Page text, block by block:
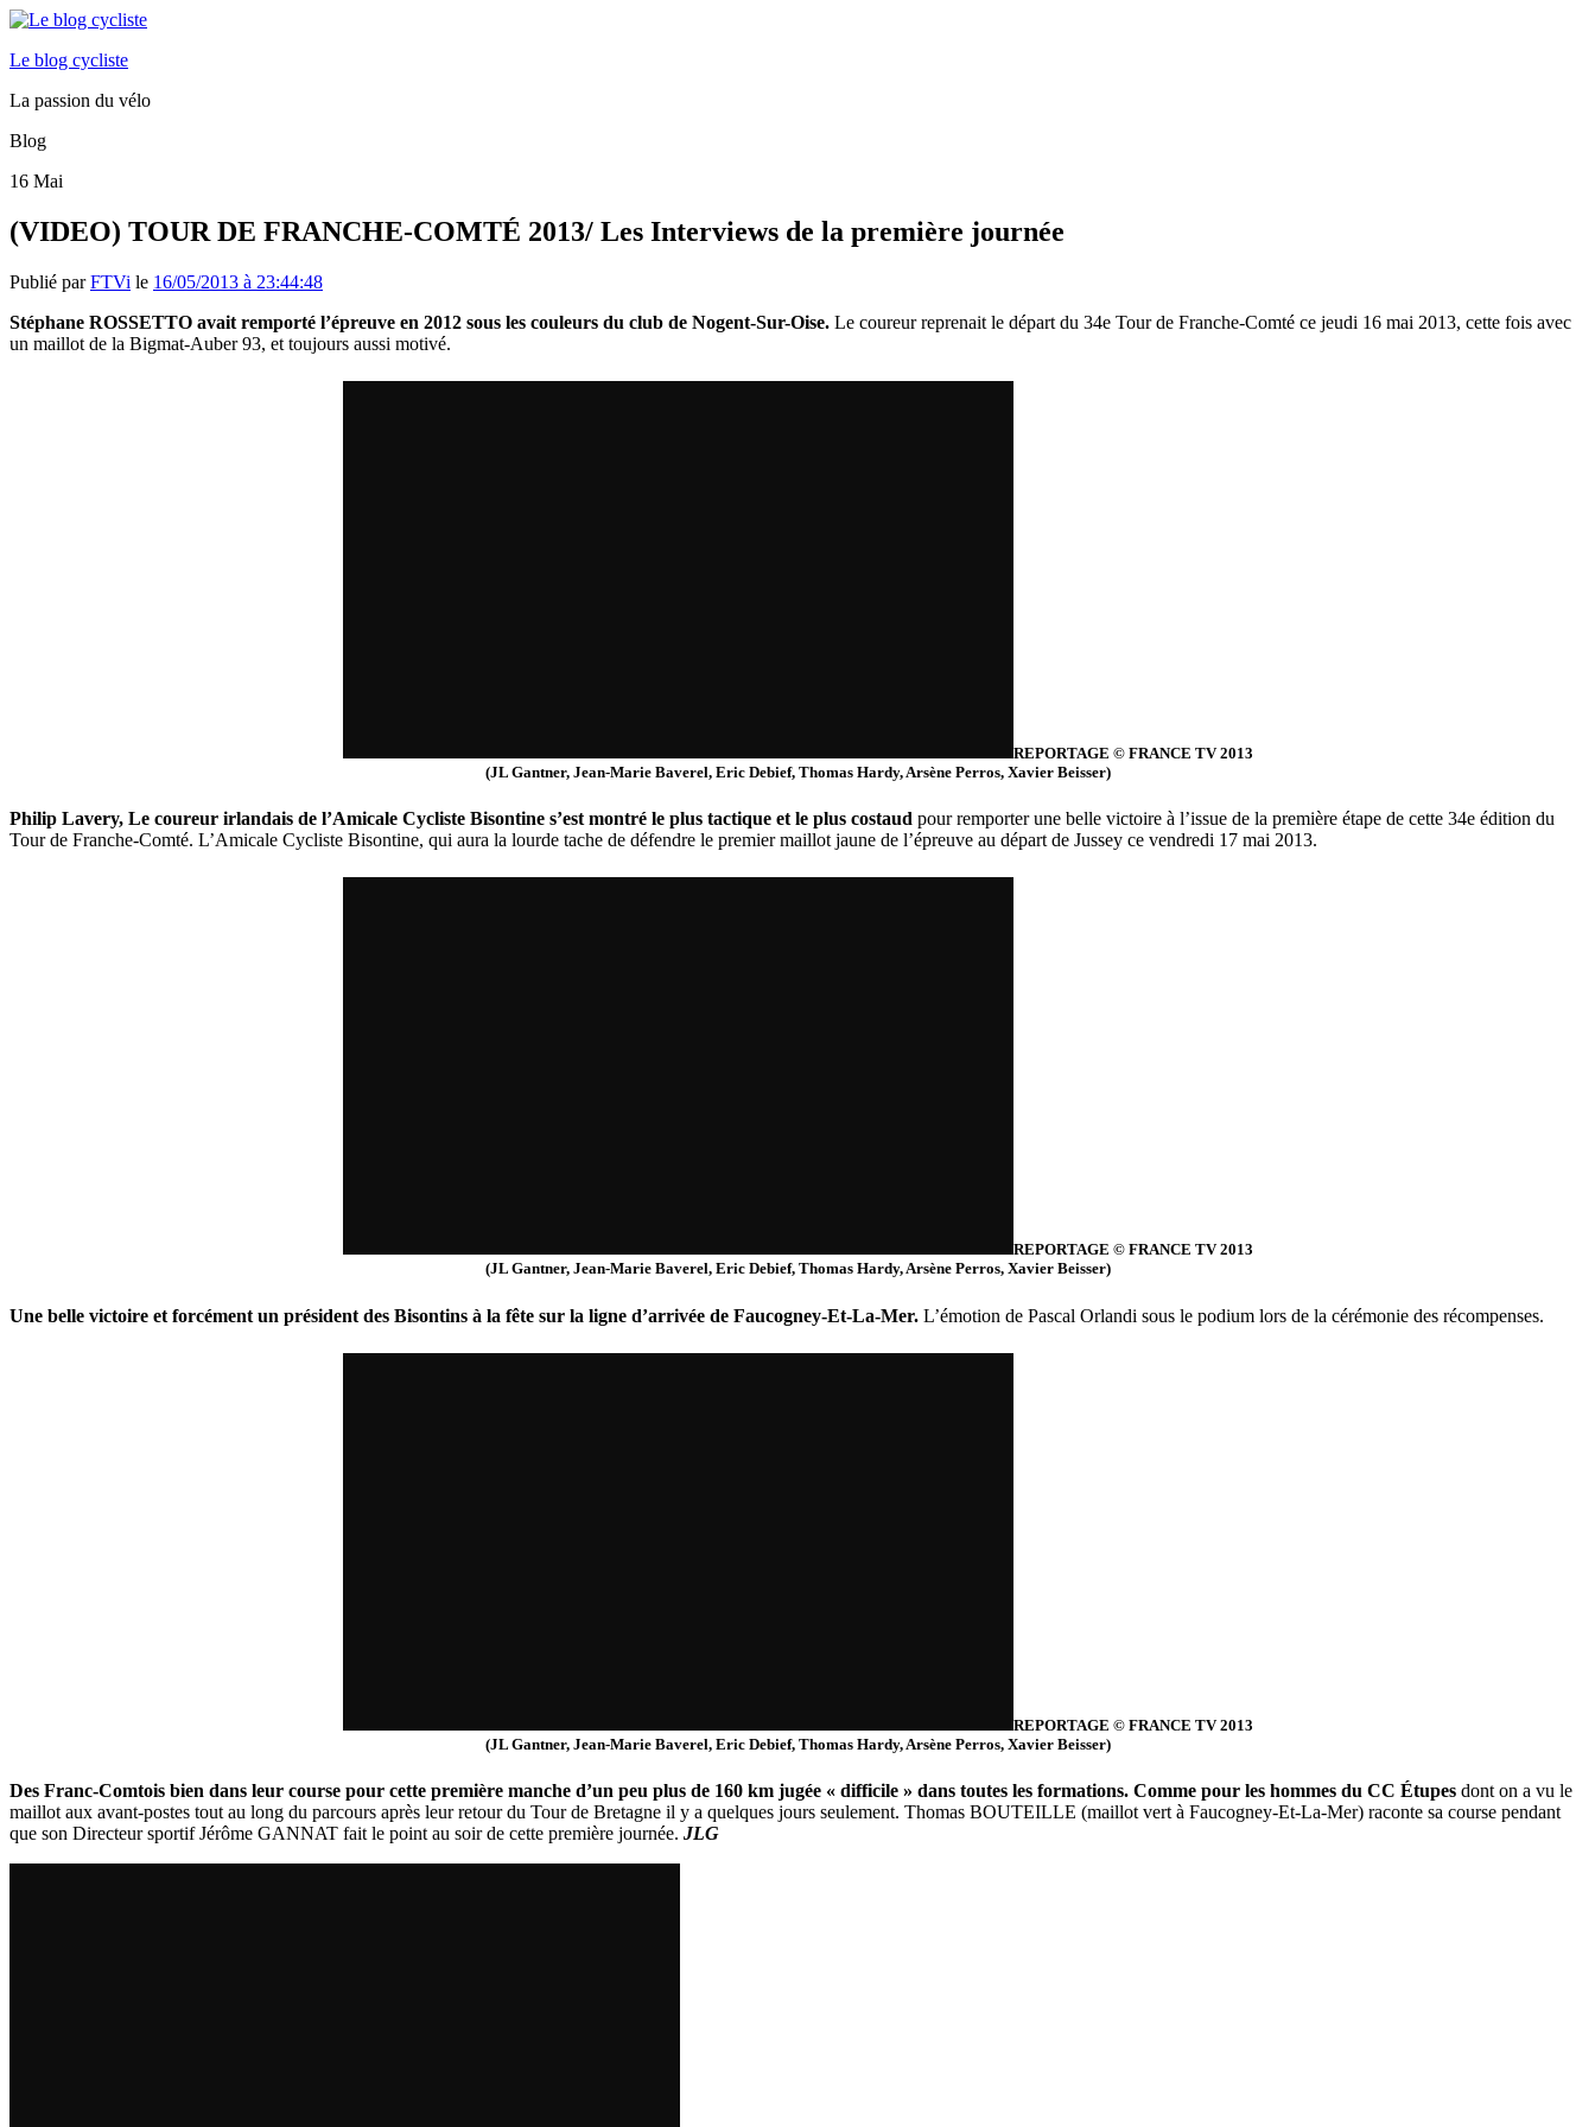
Le blog cycliste
La passion du vélo
Blog
16 Mai
(VIDEO) TOUR DE FRANCHE-COMTÉ 2013/ Les Interviews de la première journée
Publié parFTVi le 16/05/2013 à 23:44:48
Stéphane ROSSETTO avait remporté l’épreuve en 2012 sous les couleurs du club de Nogent-Sur-Oise. Le coureur reprenait le départ du 34e Tour de Franche-Comté ce jeudi 16 mai 2013, cette fois avec
un maillot de la Bigmat-Auber 93, et toujours aussi motivé.
REPORTAGE © FRANCE TV 2013
(JL Gantner, Jean-Marie Baverel, Eric Debief, Thomas Hardy, Arsène Perros, Xavier Beisser)
Philip Lavery, Le coureur irlandais de l’Amicale Cycliste Bisontine s’est montré le plus tactique et le plus costaud pour remporter une belle victoire à l’issue de la première étape de cette 34e édition du
Tour de Franche-Comté. L’Amicale Cycliste Bisontine, qui aura la lourde tache de défendre le premier maillot jaune de l’épreuve au départ de Jussey ce vendredi 17 mai 2013.
REPORTAGE © FRANCE TV 2013
(JL Gantner, Jean-Marie Baverel, Eric Debief, Thomas Hardy, Arsène Perros, Xavier Beisser)
Une belle victoire et forcément un président des Bisontins à la fête sur la ligne d’arrivée de Faucogney-Et-La-Mer. L’émotion de Pascal Orlandi sous le podium lors de la cérémonie des récompenses.
REPORTAGE © FRANCE TV 2013
(JL Gantner, Jean-Marie Baverel, Eric Debief, Thomas Hardy, Arsène Perros, Xavier Beisser)
Des Franc-Comtois bien dans leur course pour cette première manche d’un peu plus de 160 km jugée « difficile » dans toutes les formations. Comme pour les hommes du CC Étupes dont on a vu le
maillot aux avant-postes tout au long du parcours après leur retour du Tour de Bretagne il y a quelques jours seulement. Thomas BOUTEILLE (maillot vert à Faucogney-Et-La-Mer) raconte sa course pendant
que son Directeur sportif Jérôme GANNAT fait le point au soir de cette première journée. JLG